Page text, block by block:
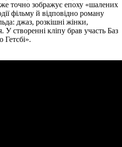
точно зображує епоху «шалених
фільму й відповідно роману
джаз, розкішні жінки,
У створенні кліпу брав участь Баз